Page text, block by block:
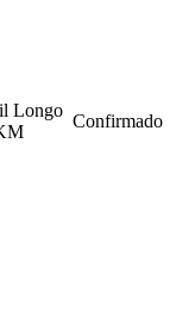
Longo
Confirmado